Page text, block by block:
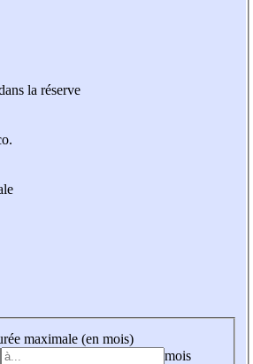
la réserve
maximale (en mois)
mois